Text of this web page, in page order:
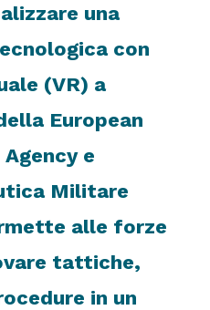
una
con
(VR) a
European
e
Militare
alle forze
tattiche,
in un